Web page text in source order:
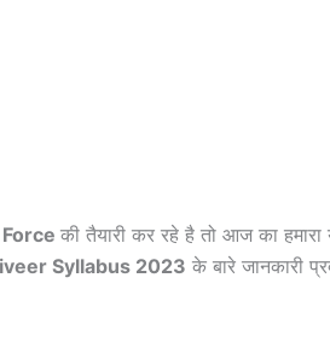
की तैयारी कर रहे है तो आज का हमारा
Syllabus 2023 के बारे जानकारी